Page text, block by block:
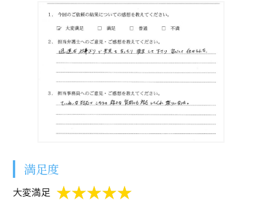
満足度
大変満足